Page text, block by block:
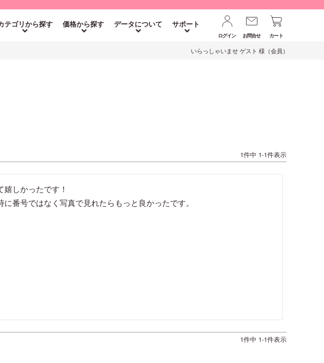
テゴリから探す 価格から探す データについて サポート
ログイン お問合せ カート
いらっしゃいませ ゲスト 様（会員）
1件中 1-1件表示
しかったです！
番号ではなく写真で見れたらもっと良かったです。
1件中 1-1件表示